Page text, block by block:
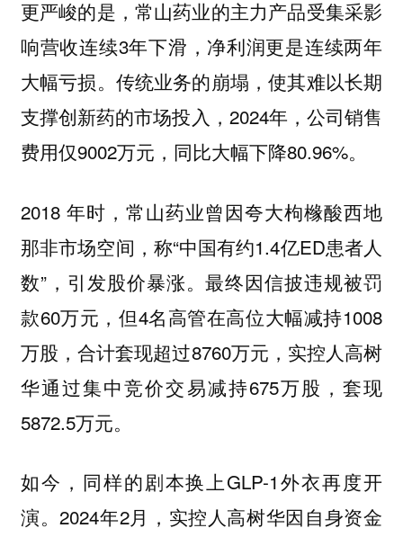
更严峻的是，常山药业的主力产品受集采影
响营收连续3年下滑，净利润更是连续两年
大幅亏损。传统业务的崩塌，使其难以长期
支撑创新药的市场投入，2024年，公司销售
费用仅9002万元，同比大幅下降80.96%。
2018 年时，常山药业曾因夸大枸橼酸西地
那非市场空间，称“中国有约1.4亿ED患者人
数”，引发股价暴涨。最终因信披违规被罚
款60万元，但4名高管在高位大幅减持1008
万股，合计套现超过8760万元，实控人高树
华通过集中竞价交易减持675万股，套现
5872.5万元。
如今，同样的剧本换上GLP-1外衣再度开
演。2024年2月，实控人高树华因自身资金